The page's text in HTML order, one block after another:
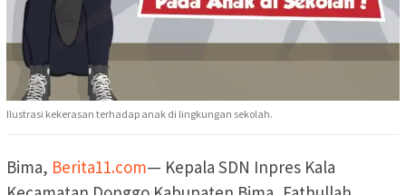
Ilustrasi kekerasan terhadap anak di lingkungan sekolah.
Bima, Berita11.com— Kepala SDN Inpres Kala